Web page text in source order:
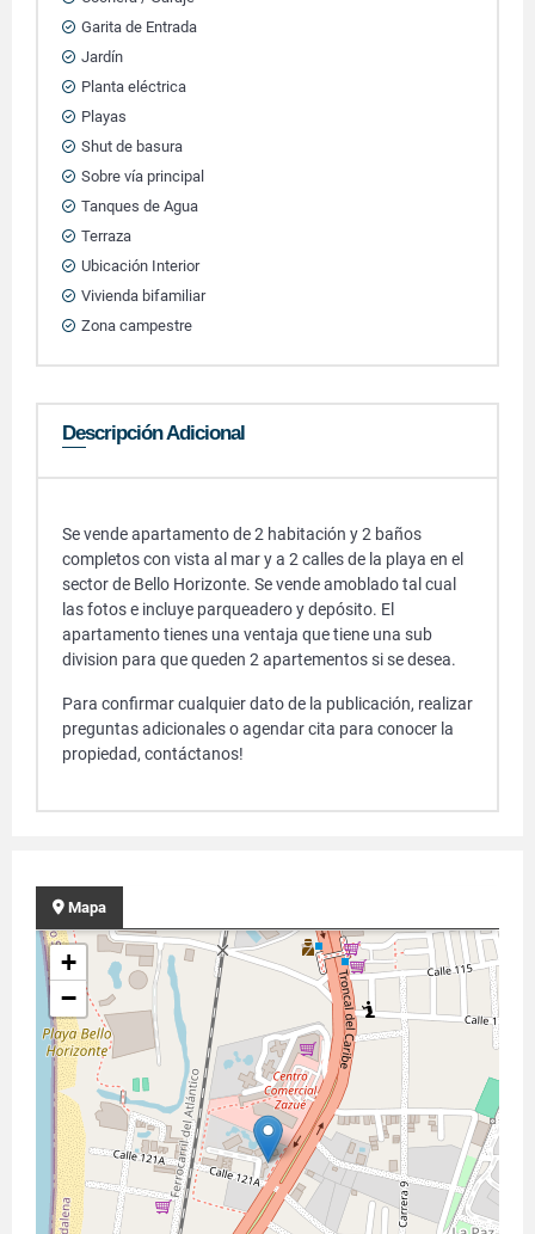
Garita de Entrada
Jardín
Planta eléctrica
Playas
Shut de basura
Sobre vía principal
Tanques de Agua
Terraza
Ubicación Interior
Vivienda bifamiliar
Zona campestre
Descripción Adicional
Se vende apartamento de 2 habitación y 2 baños
completos con vista al mar y a 2 calles de la playa en el
sector de Bello Horizonte. Se vende amoblado tal cual
las fotos e incluye parqueadero y depósito. El
apartamento tienes una ventaja que tiene una sub
division para que queden 2 apartementos si se desea.
Para confirmar cualquier dato de la publicación, realizar
preguntas adicionales o agendar cita para conocer la
propiedad, contáctanos!
Mapa
+
−